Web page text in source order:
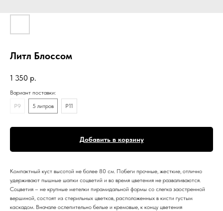
Литл Блоссом
1 350 р.
Вариант поставки:
Р9
5 литров Р11
Добавить в корзину
Компактный куст высотой не более 80 см. Побеги прочные, жесткие, отлично
удерживают пышные шапки соцветий и во время цветения не разваливаются.
Соцветия – не крупные метелки пирамидальной формы со слегка заостренной
вершиной, состоят из стерильных цветков, расположенных в кисти густым
каскадом. Вначале ослепительно белые и кремовые, к концу цветения